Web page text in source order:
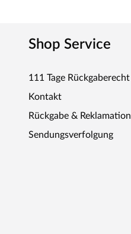
Shop Service
111 Tage Rückgaberecht
Kontakt
Rückgabe & Reklamation
Sendungsverfolgung